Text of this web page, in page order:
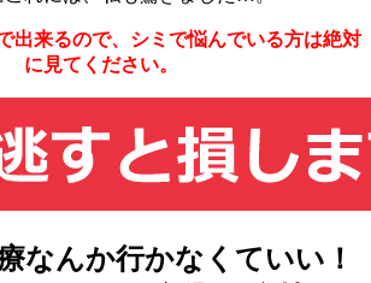
出来るので、シミで悩んでいる方は絶対
に見てください。
なんか行かなくていい！